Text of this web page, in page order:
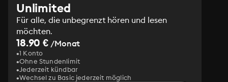
Unlimited
Für alle, die unbegrenzt hören und lesen
möchten.
18.90 € /Monat
1 Konto
Ohne Stundenlimit
Jederzeit kündbar
Wechsel zu Basic jederzeit möglich